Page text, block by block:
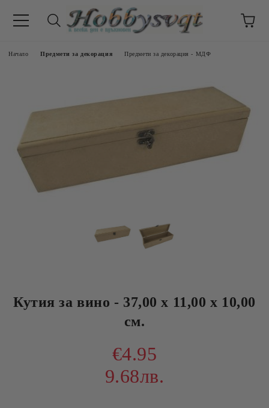
Начало Предмети за декорация Предмети за декорация - МДФ
Кутия за вино - 37,00 х 11,00 х 10,00
см.
€4.95
9.68лв.